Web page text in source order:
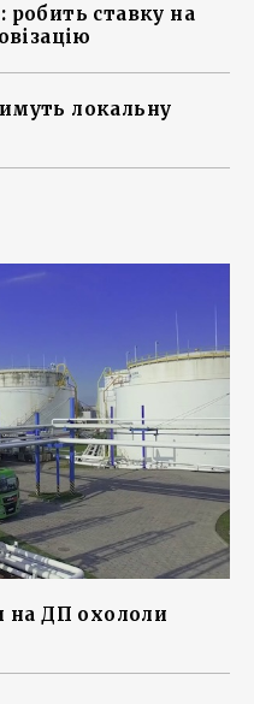
робить ставку на
локальну
на ДП охололи